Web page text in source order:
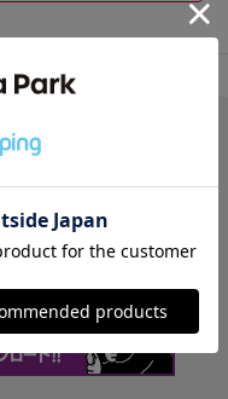
アイテム詳細